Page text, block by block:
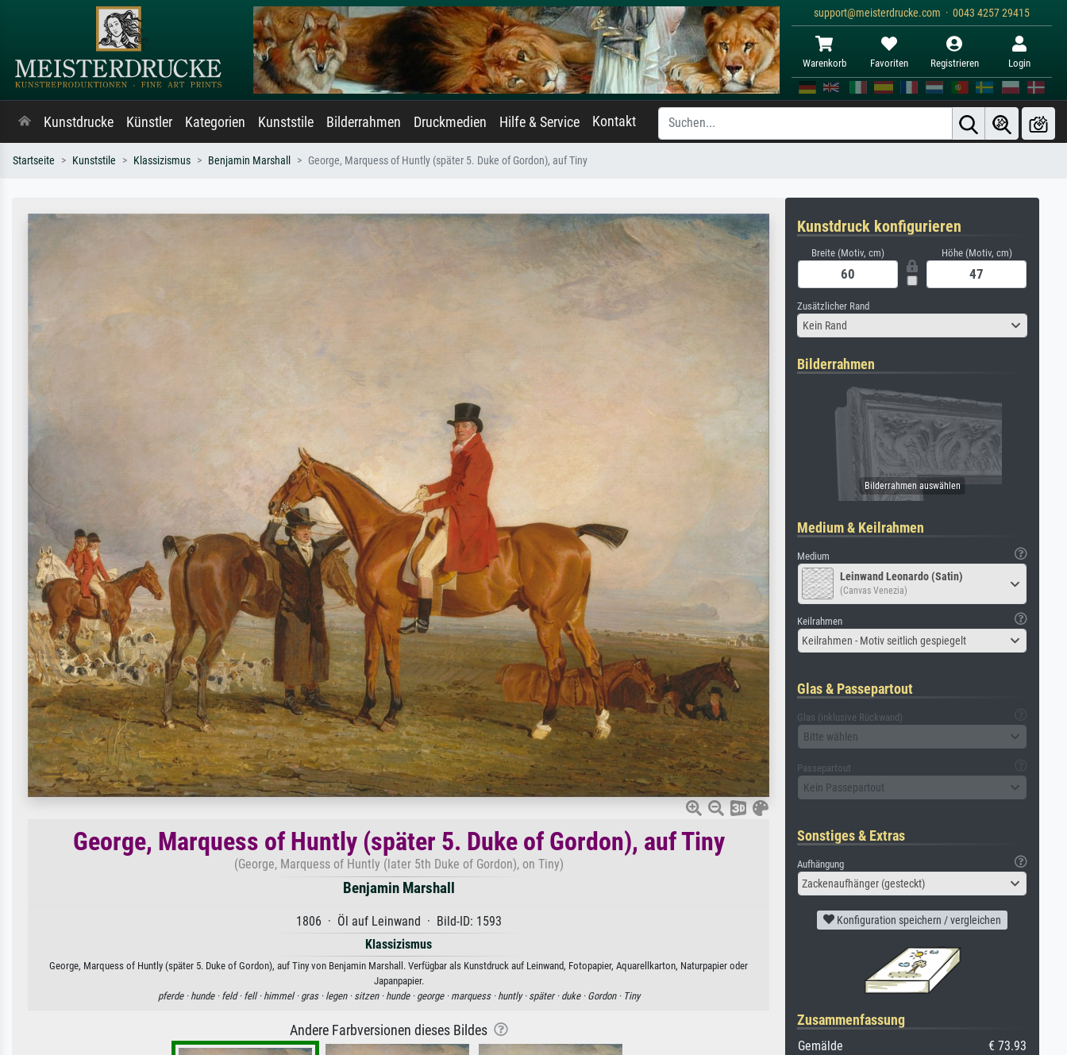
support@meisterdrucke.com · 0043 4257 29415
Warenkorb Favoriten Registrieren Login
Kunstdrucke Künstler Kategorien Kunststile Bilderrahmen Druckmedien Hilfe & Service Kontakt
Startseite Kunststile Klassizismus Benjamin Marshall George, Marquess of Huntly (später 5. Duke of Gordon), auf Tiny
George, Marquess of Huntly (später 5. Duke of Gordon), auf Tiny
(George, Marquess of Huntly (later 5th Duke of Gordon), on Tiny)
Benjamin Marshall
1806 · Öl auf Leinwand · Bild-ID: 1593
Klassizismus
George, Marquess of Huntly (später 5. Duke of Gordon), auf Tiny von Benjamin Marshall. Verfügbar als Kunstdruck auf Leinwand, Fotopapier, Aquarellkarton, Naturpapier oder
Japanpapier.
pferde · hunde · feld · fell · himmel · gras · legen · sitzen · hunde · george · marquess · huntly · später · duke · Gordon · Tiny
Andere Farbversionen dieses Bildes
Kunstdruck konfigurieren
Breite (Motiv, cm) Höhe (Motiv, cm)
Zusätzlicher Rand
Kein Rand
Bilderrahmen
Medium & Keilrahmen
Medium
Leinwand Leonardo (Satin)
(Canvas Venezia)
Keilrahmen
Keilrahmen - Motiv seitlich gespiegelt
Glas & Passepartout
Glas (inklusive Rückwand)
Bitte wählen
Passepartout
Kein Passepartout
Sonstiges & Extras
Aufhängung
Zackenaufhänger (gesteckt)
Konfiguration speichern / vergleichen
Zusammenfassung
Gemälde
€ 73.93